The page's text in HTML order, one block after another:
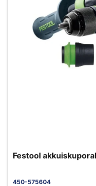
Festool
450-575604